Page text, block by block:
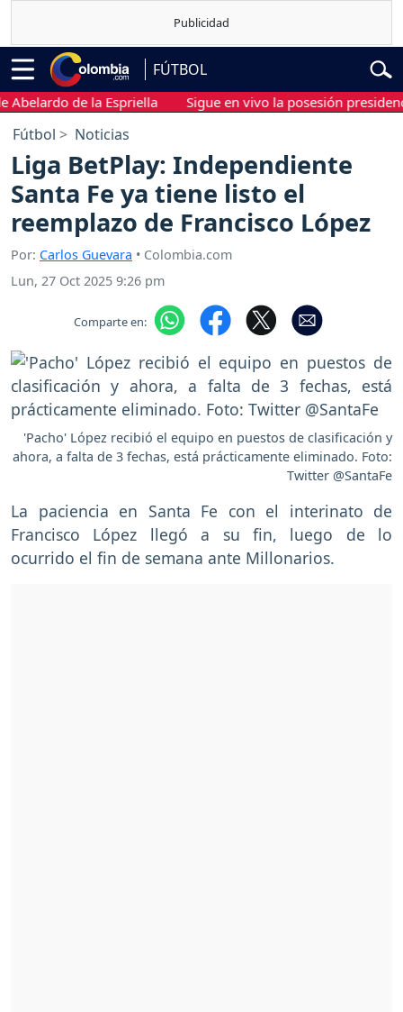
FÚTBOL
de la Espriella Sigue en vivo la posesión presidencial
Fútbol Noticias
Liga BetPlay: Independiente
Santa Fe ya tiene listo el
reemplazo de Francisco López
Por: Carlos Guevara • Colombia.com
Lun, 27 Oct 2025 9:26 pm
Comparte en:
'Pacho' López recibió el equipo en puestos de clasificación y
ahora, a falta de 3 fechas, está prácticamente eliminado. Foto:
Twitter @SantaFe
La paciencia en Santa Fe con el interinato de
Francisco López llegó a su fin, luego de lo
ocurrido el fin de semana ante Millonarios.